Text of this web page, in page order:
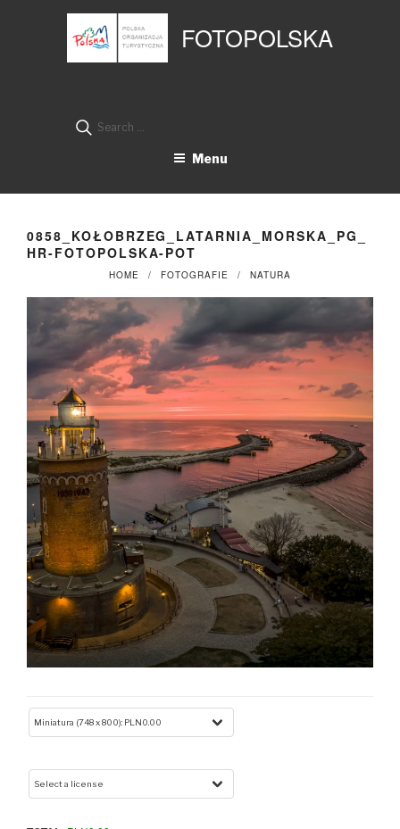
FOTOPOLSKA
Search
Menu
0858_KOŁOBRZEG_LATARNIA_MORSKA_PG_
HR-FOTOPOLSKA-POT
HOME FOTOGRAFIE NATURA
Panel zarządzania plikami cookies